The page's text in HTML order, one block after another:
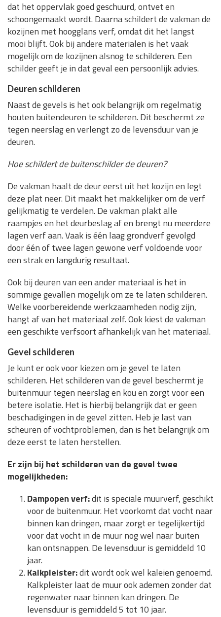
dat het oppervlak goed geschuurd, ontvet en
schoongemaakt wordt. Daarna schildert de vakman de
kozijnen met hoogglans verf, omdat dit het langst
mooi blijft. Ook bij andere materialen is het vaak
mogelijk om de kozijnen alsnog te schilderen. Een
schilder geeft je in dat geval een persoonlijk advies.
Deuren schilderen
Naast de gevels is het ook belangrijk om regelmatig
houten buitendeuren te schilderen. Dit beschermt ze
tegen neerslag en verlengt zo de levensduur van je
deuren.
Hoe schildert de buitenschilder de deuren?
De vakman haalt de deur eerst uit het kozijn en legt
deze plat neer. Dit maakt het makkelijker om de verf
gelijkmatig te verdelen. De vakman plakt alle
raampjes en het deurbeslag af en brengt nu meerdere
lagen verf aan. Vaak is één laag grondverf gevolgd
door één of twee lagen gewone verf voldoende voor
een strak en langdurig resultaat.
Ook bij deuren van een ander materiaal is het in
sommige gevallen mogelijk om ze te laten schilderen.
Welke voorbereidende werkzaamheden nodig zijn,
hangt af van het materiaal zelf. Ook kiest de vakman
een geschikte verfsoort afhankelijk van het materiaal.
Gevel schilderen
Je kunt er ook voor kiezen om je gevel te laten
schilderen. Het schilderen van de gevel beschermt je
buitenmuur tegen neerslag en kou en zorgt voor een
betere isolatie. Het is hierbij belangrijk dat er geen
beschadigingen in de gevel zitten. Heb je last van
scheuren of vochtproblemen, dan is het belangrijk om
deze eerst te laten herstellen.
Er zijn bij het schilderen van de gevel twee
mogelijkheden:
Dampopen verf:dit is speciale muurverf, geschikt
voor de buitenmuur. Het voorkomt dat vocht naar
binnen kan dringen, maar zorgt er tegelijkertijd
voor dat vocht in de muur nog wel naar buiten
kan ontsnappen. De levensduur is gemiddeld 10
jaar.
Kalkpleister:dit wordt ook wel kaleien genoemd.
Kalkpleister laat de muur ook ademen zonder dat
regenwater naar binnen kan dringen. De
levensduur is gemiddeld 5 tot 10 jaar.